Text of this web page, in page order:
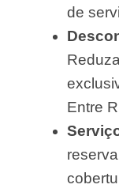
de
Entre